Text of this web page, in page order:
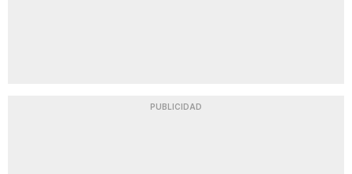
PUBLICIDAD